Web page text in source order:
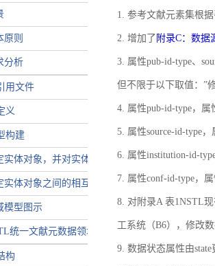
原则
分析
用文件
义
构建
实体对象，并对实体对象命名
实体对象之间的相互关系，定义实体对象之间的
模型图示
统一文献元数据领域模型的验证
构
1. 参考文献元素集根
2. 增加了 附录C：数据
3. 属性pub-id-type、
但不限于以下取值：”
4. 属性pub-id-type，属
5. 属性source-id-type
6. 属性institution-id-
7. 属性conf-id-type，
8. 对附录A 表1NSTL
工系统（B6），修改
9. 数据状态属性由state